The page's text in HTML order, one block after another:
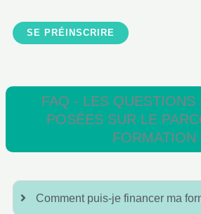
SE PRÉINSCRIRE
FAQ - LES QUESTIONS
POSÉES SUR LE
FORMATION
Comment puis-je financer ma